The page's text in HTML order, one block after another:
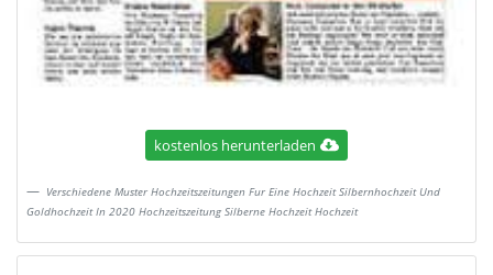
kostenlos herunterladen
Verschiedene Muster Hochzeitszeitungen Fur Eine Hochzeit Silbernhochzeit Und
Goldhochzeit In 2020 Hochzeitszeitung Silberne Hochzeit Hochzeit